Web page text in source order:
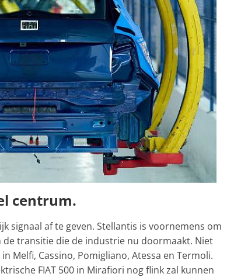
centrum.
signaal af te geven. Stellantis is voornemens om
transitie die de industrie nu doormaakt. Niet
Melfi, Cassino, Pomigliano, Atessa en Termoli.
FIAT 500 in Mirafiori nog flink zal kunnen